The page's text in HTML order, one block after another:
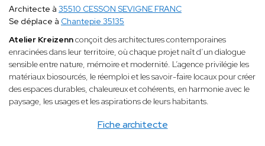
Fiche architecte
Architecte à 35510 CESSON SEVIGNE FRANC
Se déplace à Chantepie 35135
Atelier Kreizennconçoit des architectures contemporaines
enracinées dans leur territoire, où chaque projet naît d’un dialogue
sensible entre nature, mémoire et modernité. L’agence privilégie les
matériaux biosourcés, le réemploi et les savoir-faire locaux pour créer
des espaces durables, chaleureux et cohérents, en harmonie avec le
paysage, les usages et les aspirations de leurs habitants.